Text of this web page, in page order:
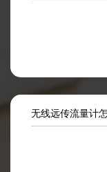
无线远传流量计